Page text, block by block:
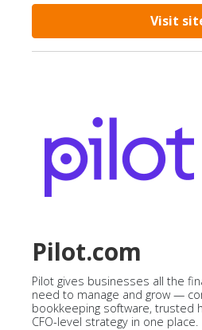
Visit
Pilot.com
Pilot gives businesses all the
need to manage and grow —
bookkeeping software, trusted
CFO-level strategy in one place.